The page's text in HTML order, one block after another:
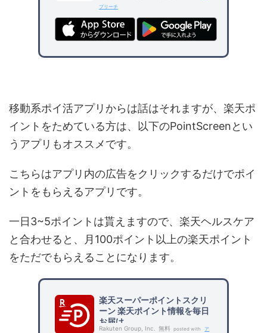
プリーチ
移動系ポイ活アプリからは話はそれますが、楽天ポ
イントをためている方は、以下のPointScreenとい
うアプリもオススメです。
こちらはアプリ内の広告をクリックするだけでポイ
ントをもらえるアプリです。
一日3~5ポイントは貰えますので、楽天ヘルスケア
と合わせると、月100ポイント以上の楽天ポイント
をただでもらえることになります。
楽天スーパーポイントスクリ
ーン 楽天ポイント情報を毎日
お届け
Rakuten Group, Inc. 無料 posted with
ア